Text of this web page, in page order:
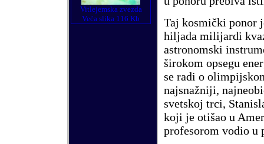
Vitlejemska zvezda
Veća slika 116 Kb
Taj kosmički ponor
hiljada milijardi
astronomski
širokom opsegu
se radi o
najsnažniji,
svetskoj trci,
koji je otišao u
profesorom vodio u